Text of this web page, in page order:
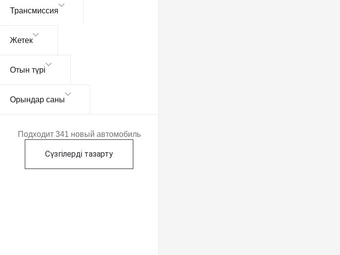
Трансмиссия
Жетек
Отын түрі
Орындар саны
Подходит 341 новый автомобиль
Сүзгілерді тазарту